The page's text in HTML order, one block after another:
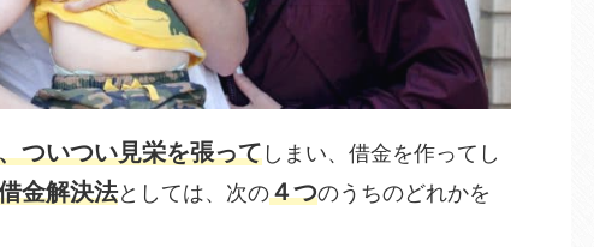
ついつい見栄を張ってしまい、借金を作ってし
金解決法としては、次の４つのうちのどれかを